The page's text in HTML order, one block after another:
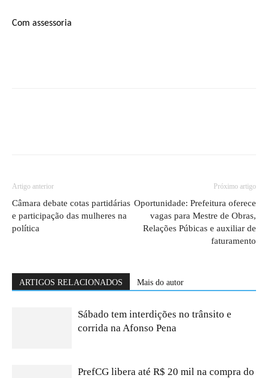
Com assessoria
Artigo anterior
Câmara debate cotas partidárias
e participação das mulheres na
política
Próximo artigo
Oportunidade: Prefeitura oferece
vagas para Mestre de Obras,
Relações Púbicas e auxiliar de
faturamento
ARTIGOS RELACIONADOS Mais do autor
Sábado tem interdições no trânsito e
corrida na Afonso Pena
PrefCG libera até R$ 20 mil na compra do